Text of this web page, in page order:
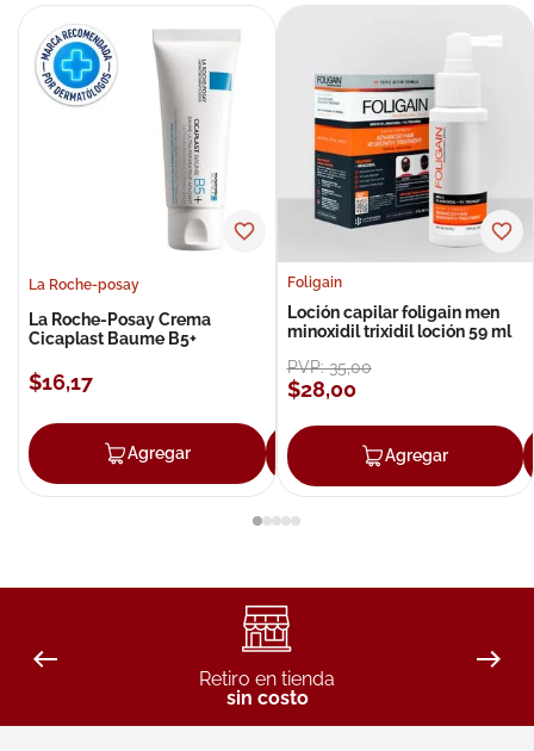
La Roche-posay
La Roche-Posay Crema
Cicaplast Baume B5+
$16,17
Agregar Agregar
Foligain
Loción capilar foligain men
minoxidil trixidil loción 59 ml
PVP:35,00
$28,00
Agregar
Retiro en tienda
sin costo
10.nivea